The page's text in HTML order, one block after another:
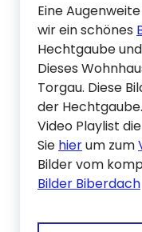
Eine
wir ein schönes
Hechtgaube
Dieses
Torgau. Diese
der
Video Playlist
Sie hierum zum
Bilder vom
Bilder Biberdach